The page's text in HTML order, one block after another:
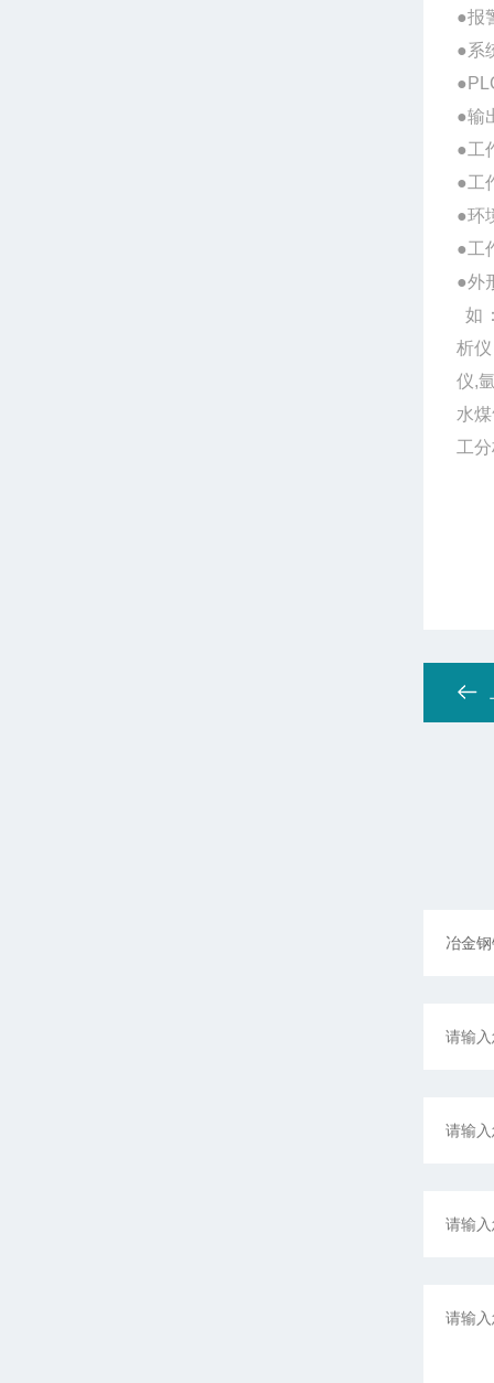
●报
●系
●输
●工
●工
●环
●工
●外
如
析
仪,
水
工